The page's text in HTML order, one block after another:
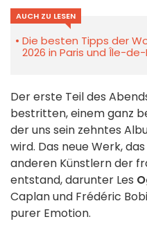
AUCH ZU LESEN
Die besten Tipps der
2026 in Paris und Île-
Der erste Teil des
bestritten, einem ganz
der uns sein zehntes
wird. Das neue Werk,
anderen Künstlern der
entstand, darunter Les
Caplan und Frédéric
purer Emotion.